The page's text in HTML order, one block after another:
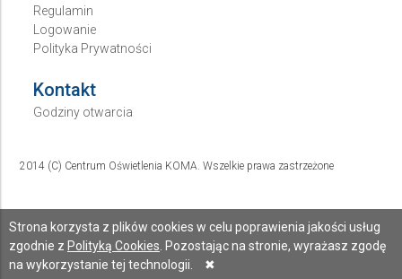
Strona korzysta z plików cookies w celu poprawienia jakości usług
zgodnie z Polityką Cookies . Pozostając na stronie, wyrażasz zgodę
na wykorzystanie tej technologii.
✖
Regulamin
Logowanie
Polityka Prywatności
Kontakt
Godziny otwarcia
2014 (C) Centrum Oświetlenia KOMA. Wszelkie prawa zastrzeżone